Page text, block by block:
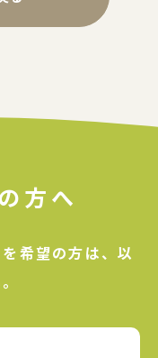
方へ
希望の方は、以